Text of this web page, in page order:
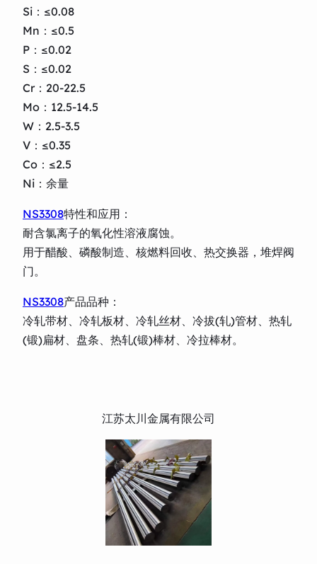
Si：≤0.08
Mn：≤0.5
P：≤0.02
S：≤0.02
Cr：20-22.5
Mo：12.5-14.5
W：2.5-3.5
V：≤0.35
Co：≤2.5
Ni：余量
NS3308特性和应用：
耐含氯离子的氧化性溶液腐蚀。
用于醋酸、磷酸制造、核燃料回收、热交换器，堆焊阀
门。
NS3308产品品种：
冷轧带材、冷轧板材、冷轧丝材、冷拔(轧)管材、热轧
(锻)扁材、盘条、热轧(锻)棒材、冷拉棒材。
江苏太川金属有限公司